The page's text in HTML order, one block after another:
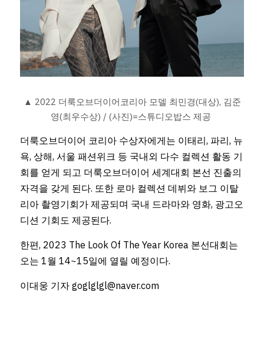
▲ 2022 더룩오브더이어코리아 모델 최민경(대상), 김준
영(최우수상) / (사진)=스튜디오밥스 제공
더룩오브더이어 코리아 수상자에게는 이태리, 파리, 뉴
욕, 상해, 서울 패션위크 등 국내외 다수 컬렉션 활동 기
회를 얻게 되고 더룩오브더이어 세계대회 본선 진출의
자격을 갖게 된다. 또한 로마 컬렉션 데뷔와 보그 이탈
리아 촬영기회가 제공되며 국내 드라마와 영화, 광고오
디션 기회도 제공된다.
한편, 2023 The Look Of The Year Korea 본선대회는
오는 1월 14~15일에 열릴 예정이다.
이대웅 기자 goglglgl@naver.com